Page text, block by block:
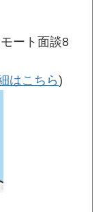
ート面談8
はこちら)